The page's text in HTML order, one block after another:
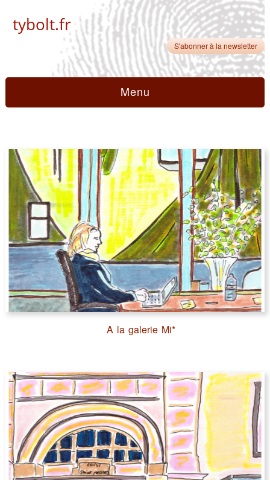
tybolt.fr
S'abonner à la newsletter
Menu
A la galerie Mi*